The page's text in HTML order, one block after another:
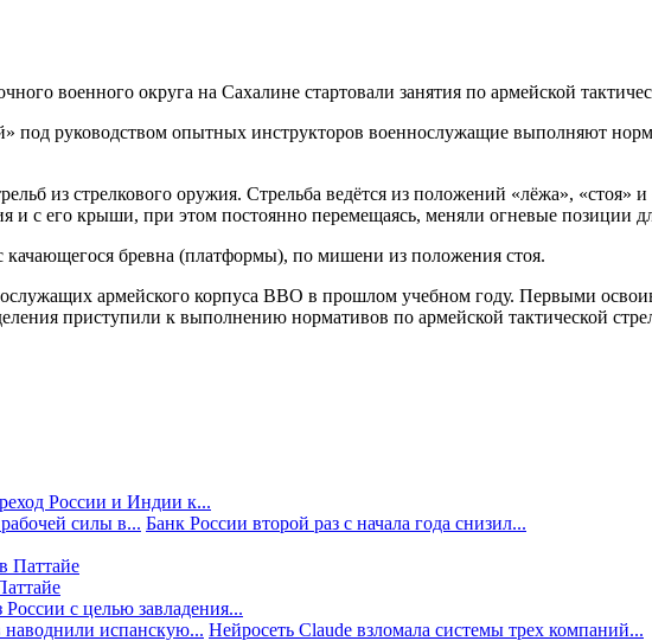
военного округа на Сахалине стартовали занятия по армейской
под руководством опытных инструкторов военнослужащие выполняют
из стрелкового оружия. Стрельба ведётся из положений «лёжа», «стоя»
и с его крыши, при этом постоянно перемещаясь, меняли огневые позиции
качающегося бревна (платформы), по мишени из положения стоя.
армейского корпуса ВВО в прошлом учебном году. Первыми
приступили к выполнению нормативов по армейской тактической
России и Индии к...
силы в... Банк России второй раз с начала года снизил...
с целью завладения...
наводнили испанскую... Нейросеть Claude взломала системы трех компаний...